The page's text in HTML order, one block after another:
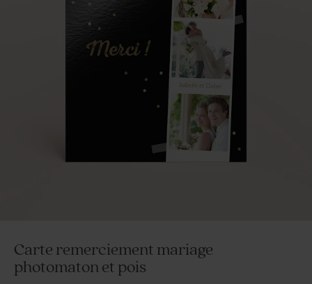
Carte remerciement mariage
photomaton et pois